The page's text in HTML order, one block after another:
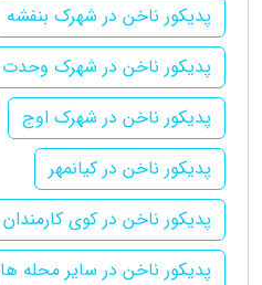
پدیکور ناخن در شهرک بنفشه
پدیکور ناخن در شهرک وحدت
پدیکور ناخن در شهرک اوج
پدیکور ناخن در کیانمهر
پدیکور ناخن در کوی کارمندان
پدیکور ناخن در سایر محله ها